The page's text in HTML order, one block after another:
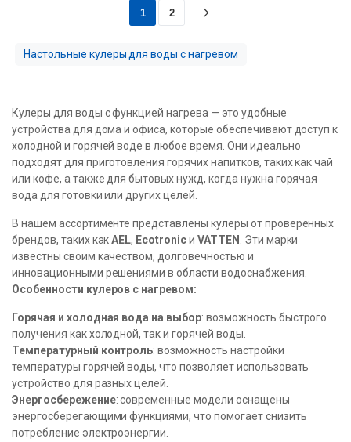
1 2
Настольные кулеры для воды с нагревом
Кулеры для воды с функцией нагрева — это удобные
устройства для дома и офиса, которые обеспечивают доступ к
холодной и горячей воде в любое время. Они идеально
подходят для приготовления горячих напитков, таких как чай
или кофе, а также для бытовых нужд, когда нужна горячая
вода для готовки или других целей.
В нашем ассортименте представлены кулеры от проверенных
брендов, таких какAEL, Ecotronicи VATTEN
. Эти марки
известны своим качеством, долговечностью и
инновационными решениями в области водоснабжения.
Особенности кулеров с нагревом:
Горячая и холодная вода на выбор: возможность быстрого
получения как холодной, так и горячей воды.
Температурный контроль: возможность настройки
температуры горячей воды, что позволяет использовать
устройство для разных целей.
Энергосбережение: современные модели оснащены
энергосберегающими функциями, что помогает снизить
потребление электроэнергии.